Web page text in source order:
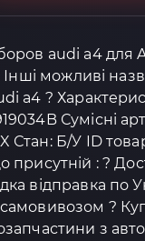
audi a4 для
Інші можливі
a4 ?
Сумісні
Стан: Б/У ID
присутній : ?
відправка по
?
з